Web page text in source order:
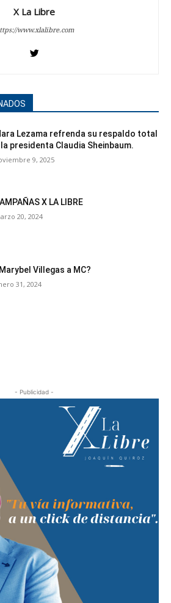
X La Libre
www.xlalibre.com
Lezama refrenda su respaldo total
la presidenta Claudia Sheinbaum.
9, 2025
X LA LIBRE
20, 2024
Villegas a MC?
31, 2024
- Publicidad -